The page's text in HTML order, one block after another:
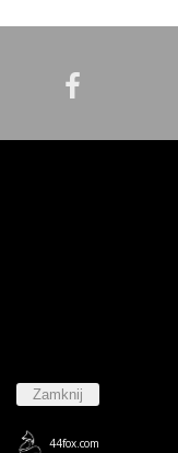
Zamknij
44fox.com